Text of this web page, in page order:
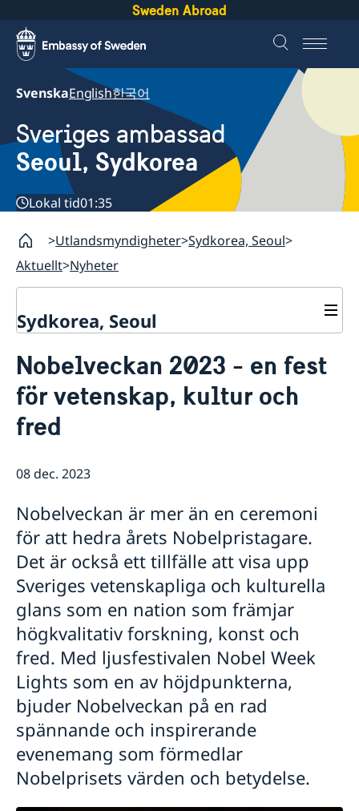
Sweden Abroad
SvenskaEnglish한국어
Sveriges ambassad
Seoul, Sydkorea
Lokal tid01:35
Utlandsmyndigheter Sydkorea, Seoul
Aktuellt Nyheter
Sydkorea, Seoul
Nyheter
Kontakt
Svenska föreningar
Om oss
Ambassadens personal
Kontoret för innovation och forskning (OSI)
Så stöttar vi svenska företag
Team Sweden i Korea
Svenska företag i Sydkorea
Anmäl handelshinder
Nobelveckan 2023 - en fest
för vetenskap, kultur och
fred
08 dec. 2023
Nobelveckan är mer än en ceremoni
för att hedra årets Nobelpristagare.
Det är också ett tillfälle att visa upp
Sveriges vetenskapliga och kulturella
glans som en nation som främjar
högkvalitativ forskning, konst och
fred. Med ljusfestivalen Nobel Week
Lights som en av höjdpunkterna,
bjuder Nobelveckan på en rad
spännande och inspirerande
evenemang som förmedlar
Nobelprisets värden och betydelse.